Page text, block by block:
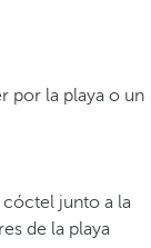
por la playa o un
cóctel junto a la
de la playa